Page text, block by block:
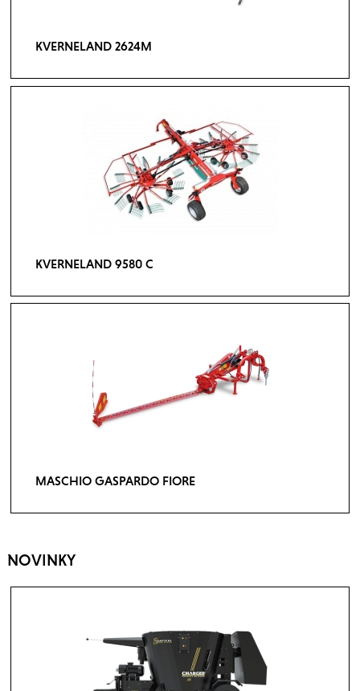
KVERNELAND 2624M
KVERNELAND 9580 C
MASCHIO GASPARDO FIORE
NOVINKY